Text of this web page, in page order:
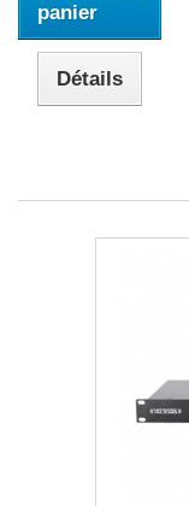
panier
Détails